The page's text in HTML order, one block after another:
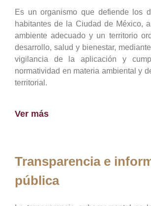
Es un organismo que defiende los
habitantes de la Ciudad de México,
ambiente adecuado y un territorio
desarrollo, salud y bienestar,
vigilancia de la aplicación y
normatividad en materia ambiental y
territorial.
Ver más
Transparencia e
pública